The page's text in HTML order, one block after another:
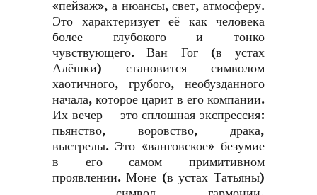
«пейзаж», а нюансы, свет, атмосферу.
Это характеризует её как человека
более глубокого и тонко
чувствующего. Ван Гог (в устах
Алёшки) становится символом
хаотичного, грубого, необузданного
начала, которое царит в его компании.
Их вечер — это сплошная экспрессия:
пьянство, воровство, драка,
выстрелы. Это «ванговское» безумие
в его самом примитивном
проявлении. Моне (в устах Татьяны)